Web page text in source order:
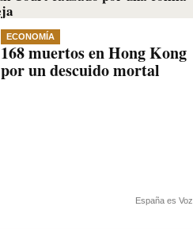
ECONOMÍA
168 muertos en Hong Kong
por un descuido mortal
España es Voz